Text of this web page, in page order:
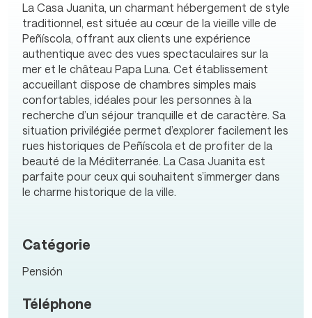
La Casa Juanita, un charmant hébergement de style
traditionnel, est située au cœur de la vieille ville de
Peñíscola, offrant aux clients une expérience
authentique avec des vues spectaculaires sur la
mer et le château Papa Luna. Cet établissement
accueillant dispose de chambres simples mais
confortables, idéales pour les personnes à la
recherche d’un séjour tranquille et de caractère. Sa
situation privilégiée permet d’explorer facilement les
rues historiques de Peñíscola et de profiter de la
beauté de la Méditerranée. La Casa Juanita est
parfaite pour ceux qui souhaitent s’immerger dans
le charme historique de la ville.
Catégorie
Pensión
Téléphone